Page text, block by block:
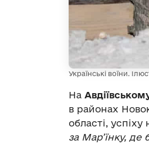
Українські воїни.
На
в районах
області, успіху
за Мар’їнку, де